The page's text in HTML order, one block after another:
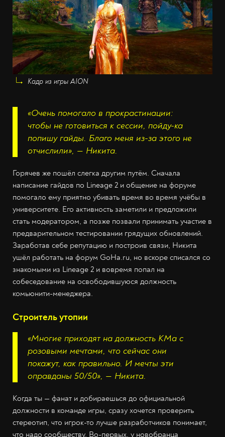
Кадр из игры AION
«Очень помогало в прокрастинации:
чтобы не готовиться к сессии, пойду-ка
попишу гайды. Благо меня из-за этого не
отчислили», — Никита.
Горячев же пошёл слегка другим путём. Сначала
написание гайдов по Lineage 2 и общение на форуме
помогало ему приятно убивать время во время учёбы в
университете. Его активность заметили и предложили
стать модератором, а позже позвали принимать участие в
предварительном тестировании грядущих обновлений.
Заработав себе репутацию и построив связи, Никита
ушёл работать на форум GoHa.ru, но вскоре списался со
знакомыми из Lineage 2 и вовремя попал на
собеседование на освободившуюся должность
комьюнити-менеджера.
Строитель утопии
«Многие приходят на должность КМа с
розовыми мечтами, что сейчас они
покажут, как правильно. И мечты эти
оправданы 50/50», — Никита.
Когда ты — фанат и добираешься до официальной
должности в команде игры, сразу хочется проверить
стереотип, что игрок-то лучше разработчиков понимает,
что надо сообществу. Во-первых, у новобранца